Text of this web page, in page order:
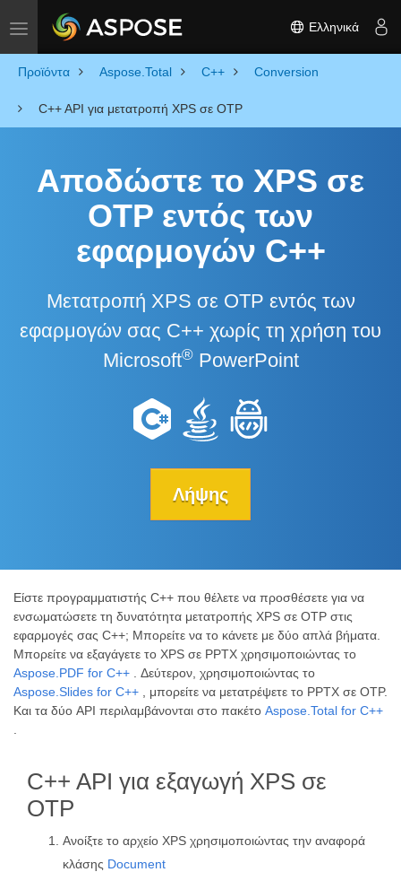
Toggle navigation Ελληνικά
Προϊόντα Aspose.Total C++ Conversion
C++ API για μετατροπή XPS σε OTP
Αποδώστε το XPS σε
OTP εντός των
εφαρμογών C++
Μετατροπή XPS σε OTP εντός των
εφαρμογών σας C++ χωρίς τη χρήση του
Microsoft®PowerPoint
Λήψης
Είστε προγραμματιστής C++ που θέλετε να προσθέσετε για να
ενσωματώσετε τη δυνατότητα μετατροπής XPS σε OTP στις
εφαρμογές σας C++; Μπορείτε να το κάνετε με δύο απλά βήματα.
Μπορείτε να εξαγάγετε το XPS σε PPTX χρησιμοποιώντας το
Aspose.PDF for C++ . Δεύτερον, χρησιμοποιώντας το
Aspose.Slides for C++ , μπορείτε να μετατρέψετε το PPTX σε OTP.
Και τα δύο API περιλαμβάνονται στο πακέτο Aspose.Total for C++
C++ API για εξαγωγή XPS σε
OTP
Ανοίξτε το αρχείο XPS χρησιμοποιώντας την αναφορά
κλάσης Document